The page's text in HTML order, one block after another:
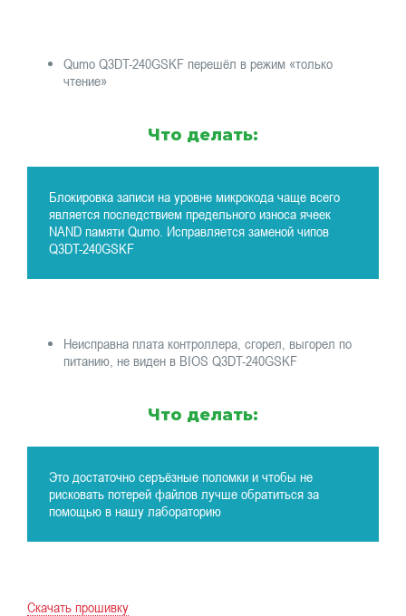
Qumo Q3DT-240GSKF перешёл в режим «только
чтение»
Что делать:
Блокировка записи на уровне микрокода чаще всего
является последствием предельного износа ячеек
NAND памяти Qumo. Исправляется заменой чипов
Q3DT-240GSKF
Неисправна плата контроллера, сгорел, выгорел по
питанию, не виден в BIOS Q3DT-240GSKF
Что делать:
Это достаточно серъёзные поломки и чтобы не
рисковать потерей файлов лучше обратиться за
помощью в нашу лабораторию
Скачать прошивку